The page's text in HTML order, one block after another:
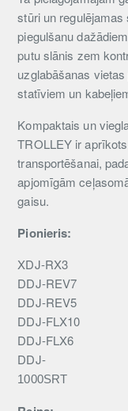
stūri un
piegulšanu
putu slānis zem
uzglabāšanas
statīviem un
Kompaktais un
TROLLEY ir
transportēšanai,
apjomīgām
gaisu.
Pionieris:
XDJ-RX3
DDJ-REV7
DDJ-REV5
DDJ-FLX10
DDJ-FLX6
DDJ-
1000SRT